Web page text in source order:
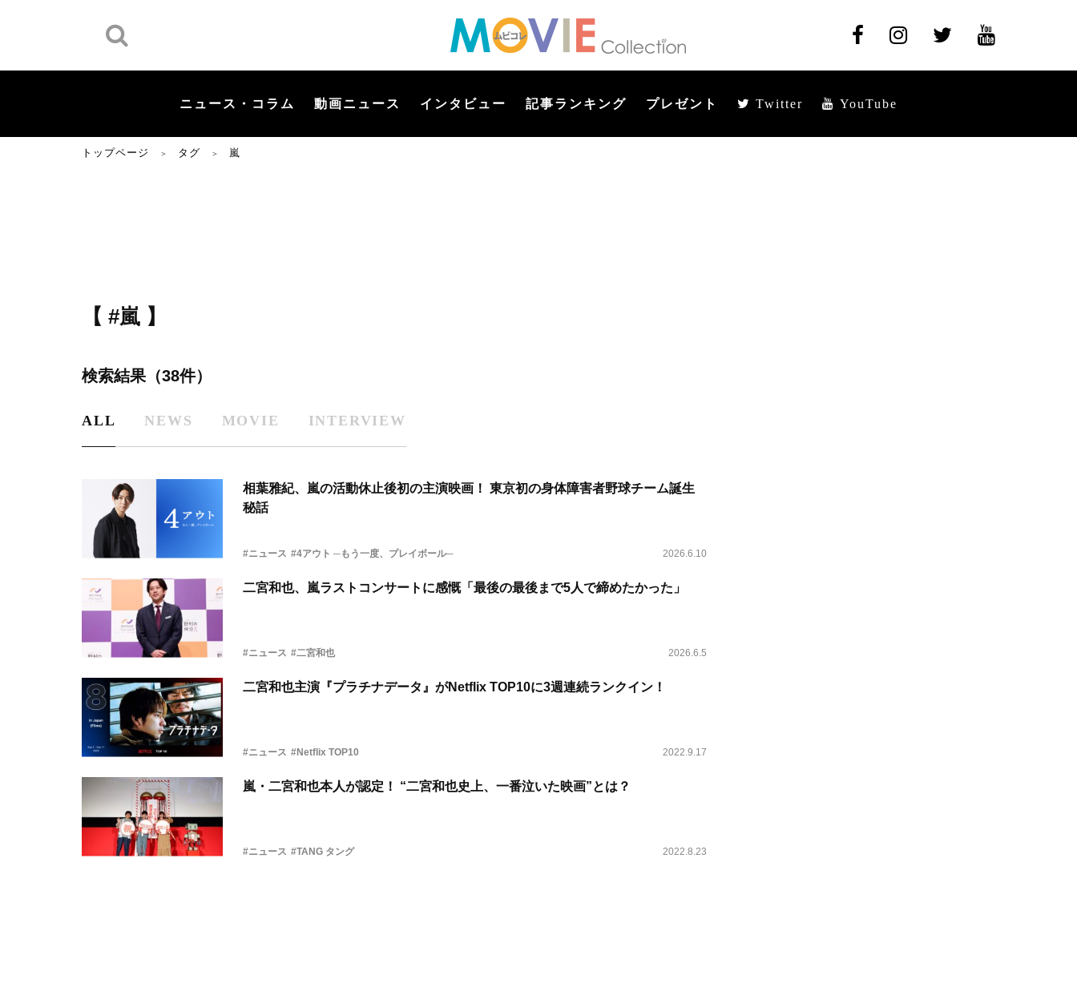
ニュース・コラム 動画ニュース インタビュー 記事ランキング プレゼント Twitter YouTube
トップページ ＞ タグ ＞ 嵐
【 #嵐 】
検索結果（38件）
ALL NEWS MOVIE INTERVIEW
相葉雅紀、嵐の活動休止後初の主演映画！ 東京初の身体障害者野球チーム誕生
秘話
#ニュース #4アウト ─もう一度、プレイボール─ 2026.6.10
二宮和也、嵐ラストコンサートに感慨「最後の最後まで5人で締めたかった」
#ニュース #二宮和也 2026.6.5
二宮和也主演『プラチナデータ』がNetflix TOP10に3週連続ランクイン！
#ニュース #Netflix TOP10 2022.9.17
嵐・二宮和也本人が認定！ “二宮和也史上、一番泣いた映画”とは？
#ニュース #TANG タング 2022.8.23